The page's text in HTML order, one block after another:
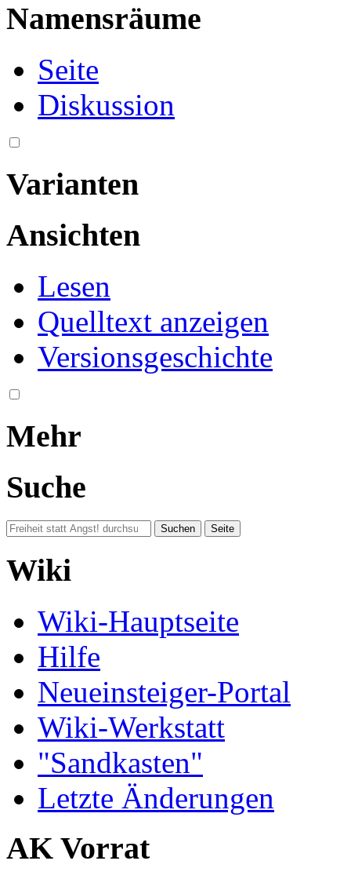
Namensräume
Seite
Diskussion
Varianten
Ansichten
Lesen
Quelltext anzeigen
Versionsgeschichte
Mehr
Suche
Wiki
Wiki-Hauptseite
Hilfe
Neueinsteiger-Portal
Wiki-Werkstatt
"Sandkasten"
Letzte Änderungen
AK Vorrat